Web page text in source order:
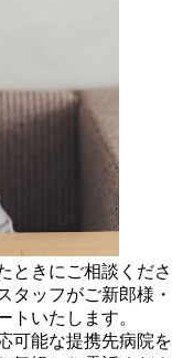
ときにご相談くださ
タッフがご新郎様・
トいたします。
可能な提携先病院を